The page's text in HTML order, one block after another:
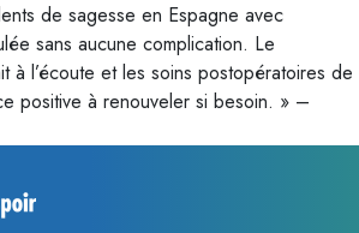
de sagesse en Espagne avec
sans aucune complication. Le
à l’écoute et les soins postopératoires de
positive à renouveler si besoin. » –